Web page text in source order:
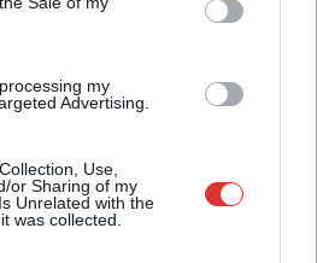
my
Advertising.
Use,
or Sharing of my
Unrelated with the
was collected.
valószínűleg nagy lehet
igazolódott, a jármű
vezetője a helyszínen